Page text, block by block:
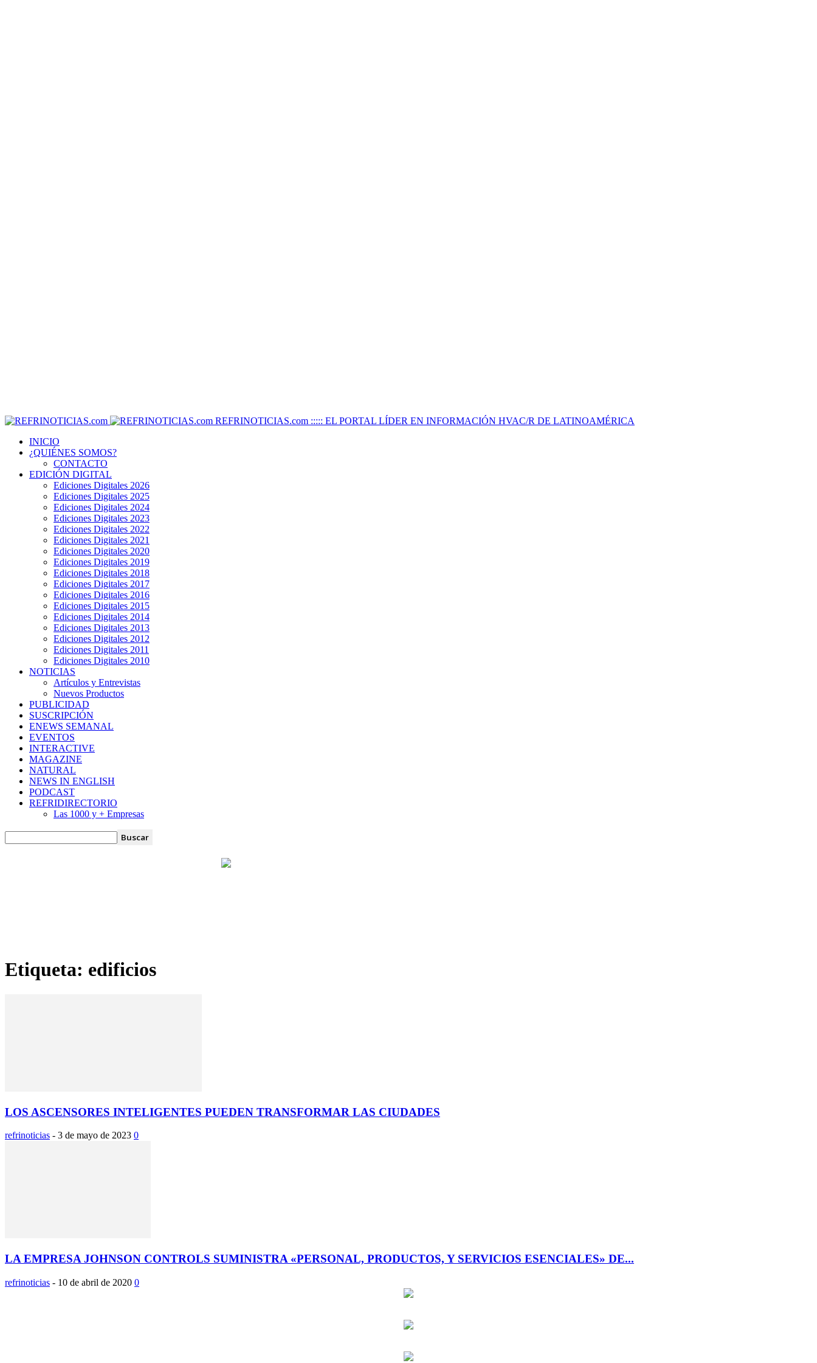
REFRINOTICIAS.com ::::: EL PORTAL LÍDER EN INFORMACIÓN HVAC/R DE LATINOAMÉRICA
INICIO
¿QUIÉNES SOMOS?
CONTACTO
EDICIÓN DIGITAL
Ediciones Digitales 2026
Ediciones Digitales 2025
Ediciones Digitales 2024
Ediciones Digitales 2023
Ediciones Digitales 2022
Ediciones Digitales 2021
Ediciones Digitales 2020
Ediciones Digitales 2019
Ediciones Digitales 2018
Ediciones Digitales 2017
Ediciones Digitales 2016
Ediciones Digitales 2015
Ediciones Digitales 2014
Ediciones Digitales 2013
Ediciones Digitales 2012
Ediciones Digitales 2011
Ediciones Digitales 2010
NOTICIAS
Artículos y Entrevistas
Nuevos Productos
PUBLICIDAD
SUSCRIPCIÓN
ENEWS SEMANAL
EVENTOS
INTERACTIVE
MAGAZINE
NATURAL
NEWS IN ENGLISH
PODCAST
REFRIDIRECTORIO
Las 1000 y + Empresas
Etiqueta: edificios
LOS ASCENSORES INTELIGENTES PUEDEN TRANSFORMAR LAS CIUDADES
refrinoticias - 3 de mayo de 2023 0
LA EMPRESA JOHNSON CONTROLS SUMINISTRA «PERSONAL, PRODUCTOS, Y SERVICIOS ESENCIALES» DE...
refrinoticias - 10 de abril de 2020 0